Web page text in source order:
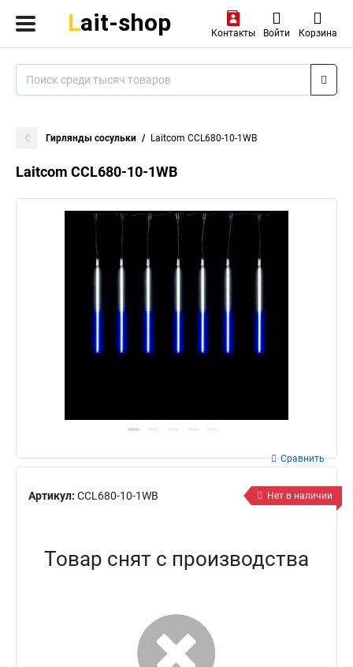
Контакты Войти Корзина
Гирлянды сосульки Laitcom CCL680-10-1WB
Laitcom CCL680-10-1WB
Артикул: CCL680-10-1WB
Сравнить
Нет в наличии
Товар снят с производства